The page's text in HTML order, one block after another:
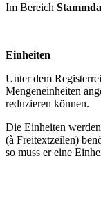
Im Bereich
Einheiten
Unter dem
Mengeneinheiten
reduzieren können.
Die Einheiten
(à Freitextzeilen)
so muss er eine